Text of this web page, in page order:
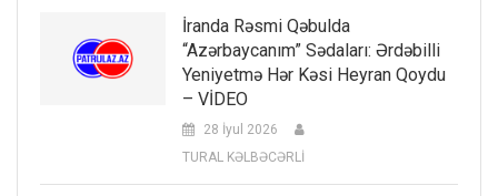
İranda Rəsmi Qəbulda
“Azərbaycanım” Sədaları: Ərdəbilli
Yeniyetmə Hər Kəsi Heyran Qoydu
– VİDEO
28 İyul 2026
TURAL KƏLBƏCƏRLİ